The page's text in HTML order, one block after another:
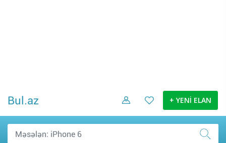
Bul.az + YENİ ELAN